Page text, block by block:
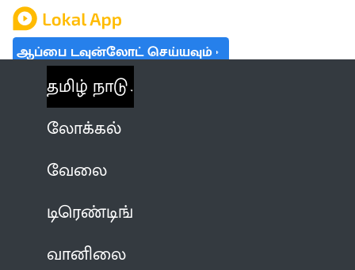
ஆப்பை டவுன்லோட் செய்யவும்
தமிழ் நாடு
லோக்கல்
வேலை
டிரெண்டிங்
வானிலை